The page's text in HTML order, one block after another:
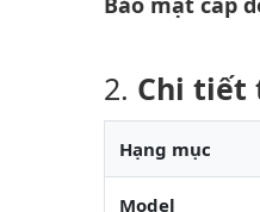
Chi tiết
Hạng mục
Model